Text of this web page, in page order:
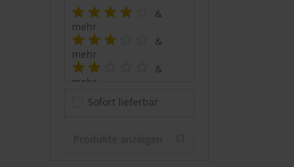
&
mehr
&
mehr
&
mehr
mehr
Sofort lieferbar